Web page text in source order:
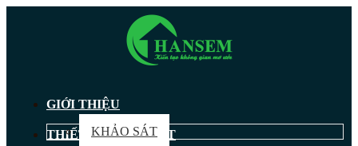
GIỚI THIỆU
KHẢO SÁT
THIẾT KẾ NỘI THẤT